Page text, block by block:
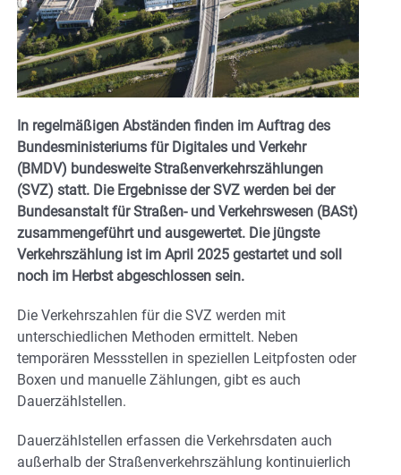
In regelmäßigen Abständen finden im Auftrag des
Bundesministeriums für Digitales und Verkehr
(BMDV) bundesweite Straßenverkehrszählungen
(SVZ) statt. Die Ergebnisse der SVZ werden bei der
Bundesanstalt für Straßen- und Verkehrswesen (BASt)
zusammengeführt und ausgewertet. Die jüngste
Verkehrszählung ist im April 2025 gestartet und soll
noch im Herbst abgeschlossen sein.
Die Verkehrszahlen für die SVZ werden mit
unterschiedlichen Methoden ermittelt. Neben
temporären Messstellen in speziellen Leitpfosten oder
Boxen und manuelle Zählungen, gibt es auch
Dauerzählstellen.
Dauerzählstellen erfassen die Verkehrsdaten auch
außerhalb der Straßenverkehrszählung kontinuierlich